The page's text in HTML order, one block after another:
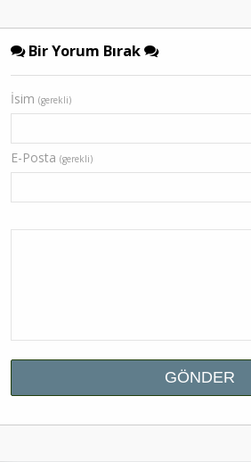
Bir Yorum Bırak
İsim (gerekli)
E-Posta (gerekli)